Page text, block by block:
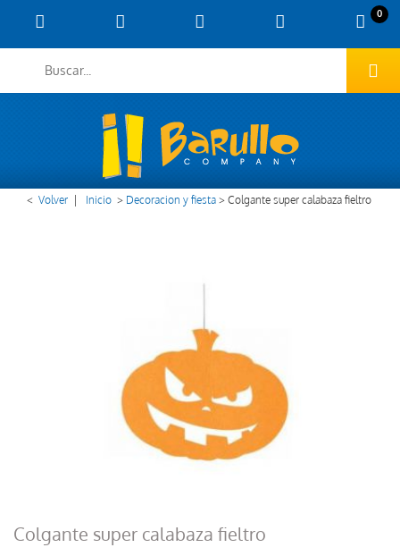
0
< Volver Inicio > Decoracion y fiesta>Colgante super calabaza fieltro
Colgante super calabaza fieltro